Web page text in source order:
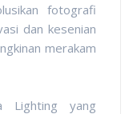
fotografi
dan kesenian
merakam
Lighting yang